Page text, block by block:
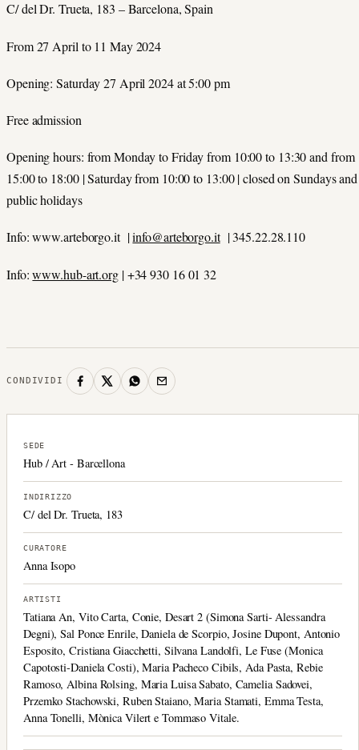
C/ del Dr. Trueta, 183 – Barcelona, Spain
From 27 April to 11 May 2024
Opening: Saturday 27 April 2024 at 5:00 pm
Free admission
Opening hours: from Monday to Friday from 10:00 to 13:30 and from
15:00 to 18:00 | Saturday from 10:00 to 13:00 | closed on Sundays and
public holidays
Info: www.arteborgo.it |info@arteborgo.it| 345.22.28.110
Info:www.hub-art.org| +34 930 16 01 32
CONDIVIDI
SEDE
Hub / Art - Barcellona
INDIRIZZO
C/ del Dr. Trueta, 183
CURATORE
Anna Isopo
ARTISTI
Tatiana An, Vito Carta, Conie, Desart 2 (Simona Sarti- Alessandra
Degni), Sal Ponce Enrile, Daniela de Scorpio, Josine Dupont, Antonio
Esposito, Cristiana Giacchetti, Silvana Landolfi, Le Fuse (Monica
Capotosti-Daniela Costi), Maria Pacheco Cibils, Ada Pasta, Rebie
Ramoso, Albina Rolsing, Maria Luisa Sabato, Camelia Sadovei,
Przemko Stachowski, Ruben Staiano, Maria Stamati, Emma Testa,
Anna Tonelli, Mònica Vilert e Tommaso Vitale.